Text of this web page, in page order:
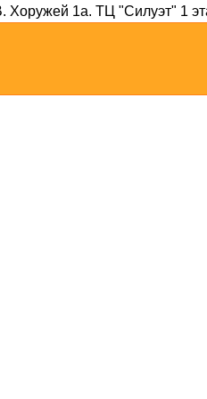
Хоружей 1а. ТЦ "Силуэт" 1